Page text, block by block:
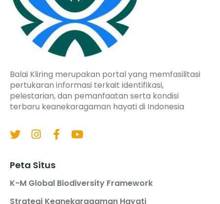
Balai Kliring merupakan portal yang memfasilitasi
pertukaran informasi terkait identifikasi,
pelestarian, dan pemanfaatan serta kondisi
terbaru keanekaragaman hayati di Indonesia
Peta Situs
K-M Global Biodiversity Framework
Strategi Keanekaragaman Hayati